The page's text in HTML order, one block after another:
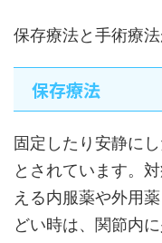
保存療法と手術療法
保存療法
固定したり安静に
とされています。
える内服薬や外用
どい時は、関節内